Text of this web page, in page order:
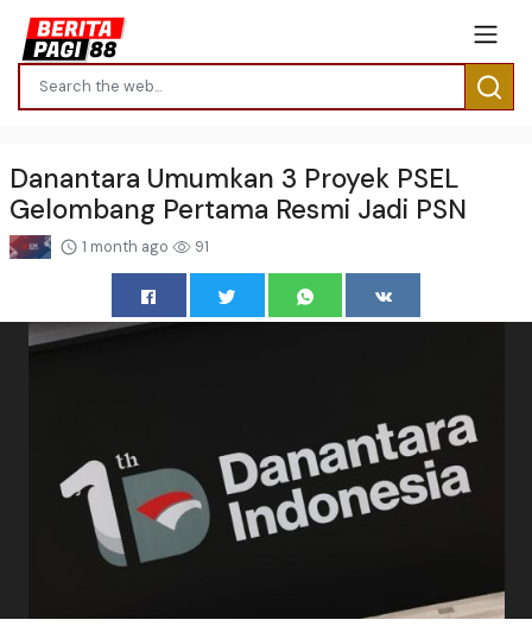
Danantara Umumkan 3 Proyek PSEL
Gelombang Pertama Resmi Jadi PSN
1 month ago 91